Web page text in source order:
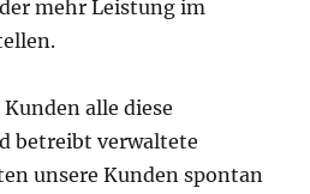
mehr Leistung im
alle diese
betreibt verwaltete
unsere Kunden spontan